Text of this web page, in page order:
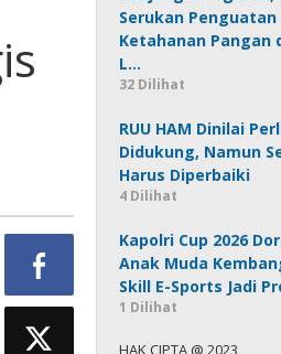
Serukan Penguatan
Ketahanan Pangan
L…
32 Dilihat
RUU HAM Dinilai
Didukung, Namun
Harus Diperbaiki
4 Dilihat
Kapolri Cup 2026
Anak Muda
Skill E-Sports Jadi
1 Dilihat
HAK CIPTA @ 2023